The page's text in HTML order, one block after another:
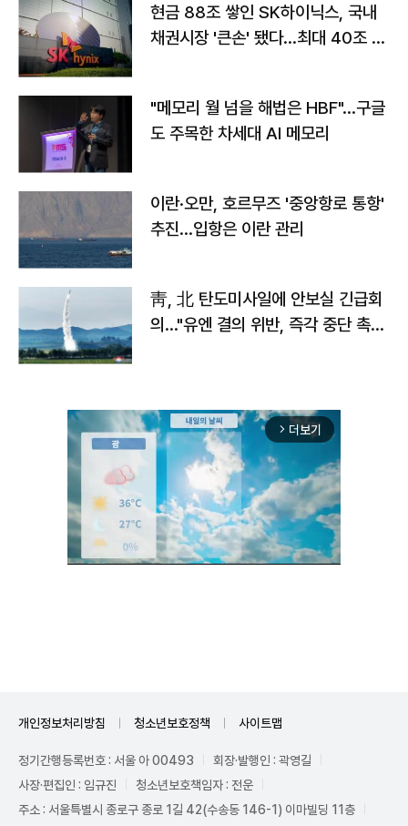
현금 88조 쌓인 SK하이닉스, 국내
채권시장 '큰손' 됐다…최대 40조 투
"메모리 월 넘을 해법은 HBF"…구글
도 주목한 차세대 AI 메모리
이란·오만, 호르무즈 '중앙항로 통항'
추진…입항은 이란 관리
靑, 北 탄도미사일에 안보실 긴급회
의…"유엔 결의 위반, 즉각 중단 촉
arrow_forward_ios 더보기
개인정보처리방침 청소년보호정책 사이트맵
정기간행등록번호 : 서울 아 00493
회장·발행인 : 곽영길
사장·편집인 : 임규진
청소년보호책임자 : 전운
주소 : 서울특별시 종로구 종로 1길 42(수송동 146-1) 이마빌딩 11층